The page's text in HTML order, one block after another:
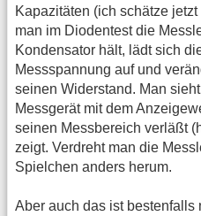
Kapazitäten (ich schätze
man im Diodentest die
Kondensator hält, lädt sich
Messspannung auf und
seinen Widerstand. Man
Messgerät mit dem
seinen Messbereich verläßt
zeigt. Verdreht man die
Spielchen anders herum.
Aber auch das ist